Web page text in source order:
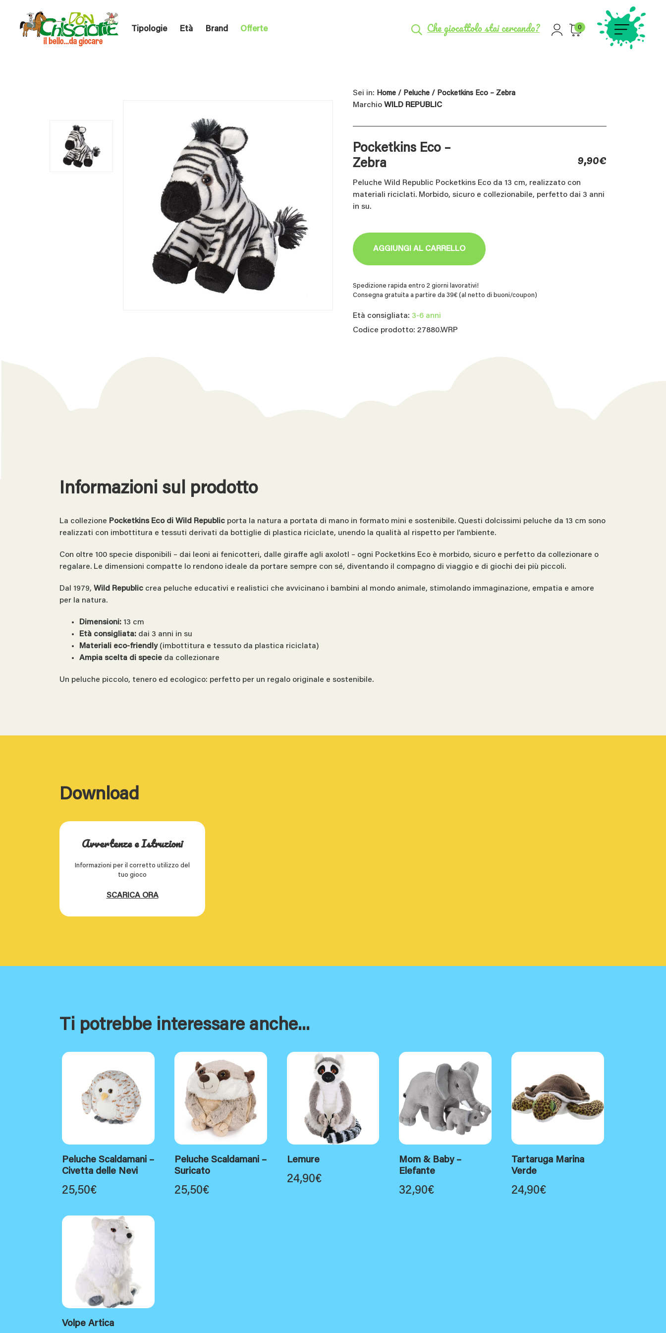
Tipologie Età Brand Offerte Che giocattolo stai cercando? 0
Sei in: Home / Peluche / Pocketkins Eco – Zebra
Marchio WILD REPUBLIC
Pocketkins Eco –
Zebra
9,90€
Peluche Wild Republic Pocketkins Eco da 13 cm, realizzato con
materiali riciclati. Morbido, sicuro e collezionabile, perfetto dai 3 anni
in su.
AGGIUNGI AL CARRELLO
Spedizione rapida entro 2 giorni lavorativi!
Consegna gratuita a partire da 39€ (al netto di buoni/coupon)
Età consigliata: 3-6 anni
Codice prodotto: 27880.WRP
Informazioni sul prodotto
La collezione Pocketkins Eco di Wild Republic porta la natura a portata di mano in formato mini e sostenibile. Questi dolcissimi peluche da 13 cm sono
realizzati con imbottitura e tessuti derivati da bottiglie di plastica riciclate, unendo la qualità al rispetto per l’ambiente.
Con oltre 100 specie disponibili – dai leoni ai fenicotteri, dalle giraffe agli axolotl – ogni Pocketkins Eco è morbido, sicuro e perfetto da collezionare o
regalare. Le dimensioni compatte lo rendono ideale da portare sempre con sé, diventando il compagno di viaggio e di giochi dei più piccoli.
Dal 1979, Wild Republic crea peluche educativi e realistici che avvicinano i bambini al mondo animale, stimolando immaginazione, empatia e amore
per la natura.
Dimensioni: 13 cm
Età consigliata: dai 3 anni in su
Materiali eco-friendly(imbottitura e tessuto da plastica riciclata)
Ampia scelta di specie da collezionare
Un peluche piccolo, tenero ed ecologico: perfetto per un regalo originale e sostenibile.
Download
Avvertenze e Istruzioni
Informazioni per il corretto utilizzo del
tuo gioco
SCARICA ORA
Ti potrebbe interessare anche...
Peluche Scaldamani –
Civetta delle Nevi
25,50€
Peluche Scaldamani –
Suricato
25,50€
Lemure
24,90€
Mom & Baby –
Elefante
32,90€
Tartaruga Marina
Verde
24,90€
Volpe Artica